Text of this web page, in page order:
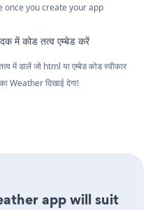
once you create your app
में कोड तत्व एम्बेड करें
में डालें जो html या एम्बेड कोड स्वीकार
Weather दिखाई देगा!
app will suit